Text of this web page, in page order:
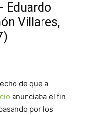
Eduardo
Villares,
de que a
anunciaba el fin
por los